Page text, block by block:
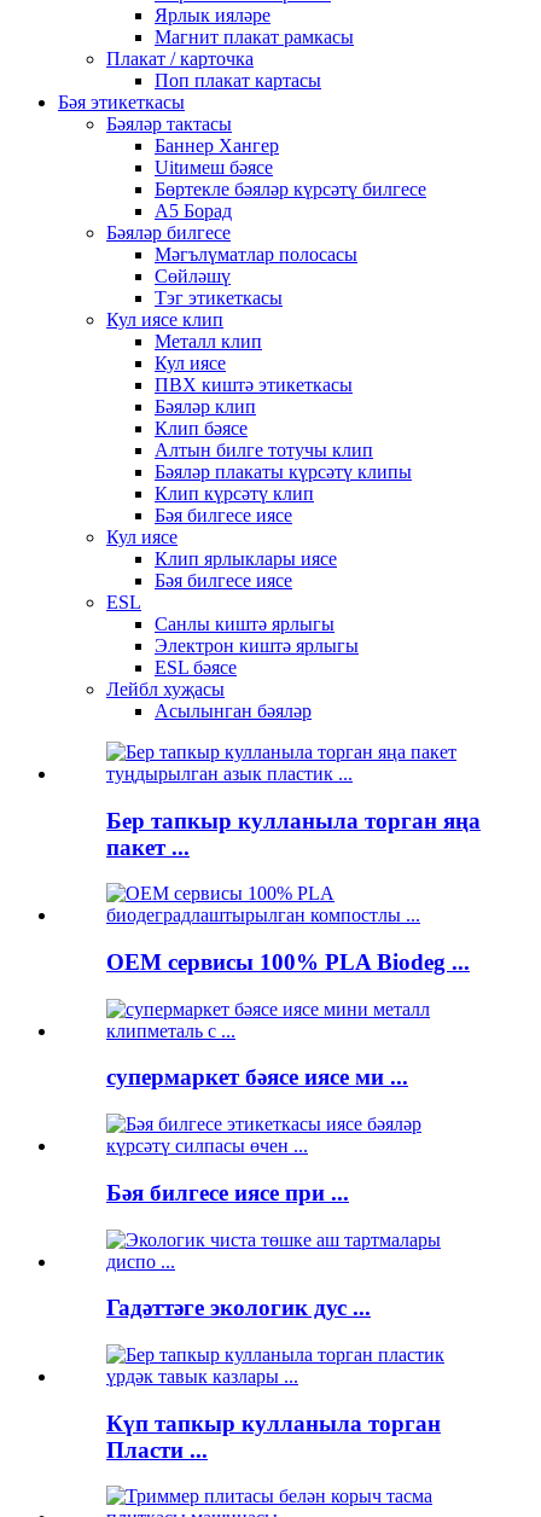
Ярлык ияләре
Магнит плакат рамкасы
Плакат / карточка
Поп плакат картасы
Бәя этикеткасы
Бәяләр тактасы
Баннер Хангер
Uitимеш бәясе
Бөртекле бәяләр күрсәтү билгесе
A5 Борад
Бәяләр билгесе
Мәгълүматлар полосасы
Сөйләшү
Тэг этикеткасы
Кул иясе клип
Металл клип
Кул иясе
ПВХ киштә этикеткасы
Бәяләр клип
Клип бәясе
Алтын билге тотучы клип
Бәяләр плакаты күрсәтү клипы
Клип күрсәтү клип
Бәя билгесе иясе
Кул иясе
Клип ярлыклары иясе
Бәя билгесе иясе
ESL
Санлы киштә ярлыгы
Электрон киштә ярлыгы
ESL бәясе
Лейбл хуҗасы
Асылынган бәяләр
Бер тапкыр кулланыла торган яңа
пакет ...
OEM сервисы 100% PLA Biodeg ...
супермаркет бәясе иясе ми ...
Бәя билгесе иясе при ...
Гадәттәге экологик дус ...
Күп тапкыр кулланыла торган
Пласти ...